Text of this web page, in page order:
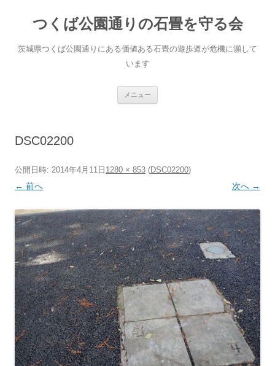
へ
ス
つくば公園通りの石畳を守る会
茨城県つくば公園通りにある価値ある石畳の遊歩道が危機に瀕して
います
メニュー
DSC02200
公開日時: 2014年4月11日 1280 × 853 (DSC02200)
← 前へ 次へ →